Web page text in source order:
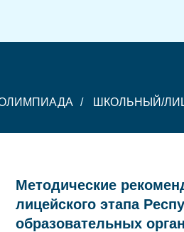
/ ШКОЛЬНЫЙ/
Методические
лицейского этапа
образовательных